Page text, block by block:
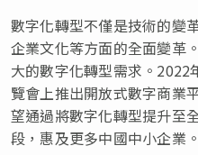
數字化轉型不僅是技術的變
企業文化等方面的全面變革
大的數字化轉型需求。2022
覽會上推出開放式數字商業
望通過將數字化轉型提升至
段，惠及更多中國中小企業。